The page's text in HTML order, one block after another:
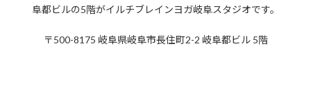
2020年2月
2020年1月
阜都ビルの5階がイルチブレインヨガ岐阜スタジオです。
〒500-8175 岐阜県岐阜市長住町2-2 岐阜都ビル 5階